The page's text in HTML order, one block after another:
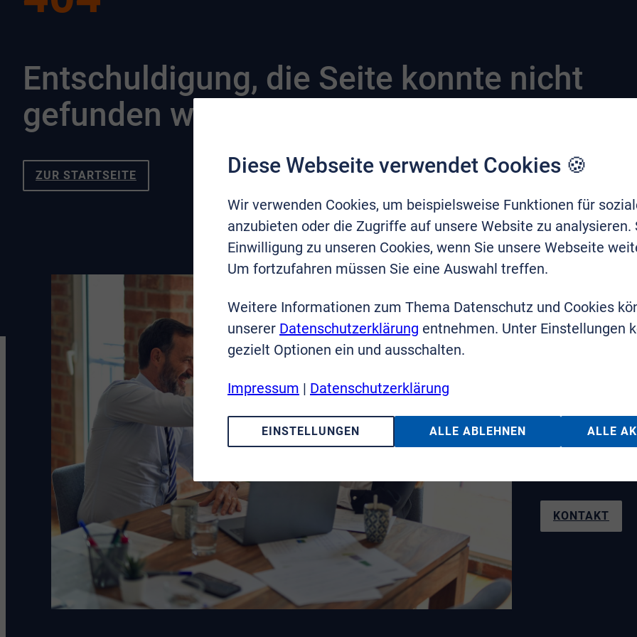
Entschuldigung, die Seite konnte nicht
gefunden werden.
ZUR STARTSEITE
Wir
KONTAKT
Diese Webseite verwendet Cookies 🍪
Wir verwenden Cookies, um beispielsweise Funktionen für
anzubieten oder die Zugriffe auf unsere Website zu analysieren.
Einwilligung zu unseren Cookies, wenn Sie unsere Webseite
Um fortzufahren müssen Sie eine Auswahl treffen.
Weitere Informationen zum Thema Datenschutz und Cookies
unserer Datenschutzerklärung entnehmen. Unter Einstellungen
gezielt Optionen ein und ausschalten.
Impressum | Datenschutzerklärung
EINSTELLUNGEN ALLE ABLEHNEN ALLE